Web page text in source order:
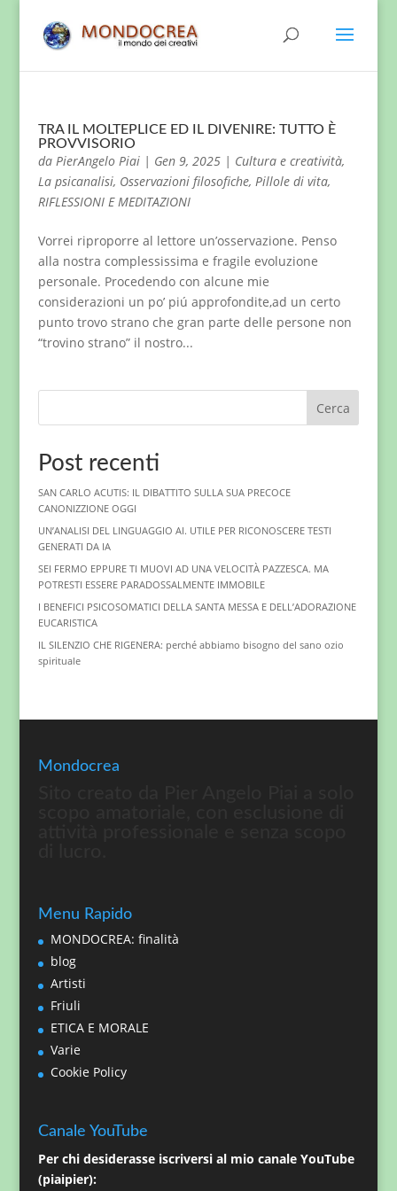
TRA IL MOLTEPLICE ED IL DIVENIRE: TUTTO È
PROVVISORIO
da PierAngelo Piai| Gen 9, 2025| Cultura e creatività,
La psicanalisi, Osservazioni filosofiche, Pillole di vita,
RIFLESSIONI E MEDITAZIONI
Vorrei riproporre al lettore un’osservazione. Penso
alla nostra complessissima e fragile evoluzione
personale. Procedendo con alcune mie
considerazioni un po’ piú approfondite,ad un certo
punto trovo strano che gran parte delle persone non
“trovino strano” il nostro...
Cerca
Post recenti
SAN CARLO ACUTIS: IL DIBATTITO SULLA SUA PRECOCE
CANONIZZIONE OGGI
UN’ANALISI DEL LINGUAGGIO AI. UTILE PER RICONOSCERE TESTI
GENERATI DA IA
SEI FERMO EPPURE TI MUOVI AD UNA VELOCITÀ PAZZESCA. MA
POTRESTI ESSERE PARADOSSALMENTE IMMOBILE
I BENEFICI PSICOSOMATICI DELLA SANTA MESSA E DELL’ADORAZIONE
EUCARISTICA
IL SILENZIO CHE RIGENERA: perché abbiamo bisogno del sano ozio
spirituale
Mondocrea
Menu Rapido
MONDOCREA: finalità
blog
Artisti
Friuli
ETICA E MORALE
Varie
Cookie Policy
Canale YouTube
Per chi desiderasse iscriversi al mio canale YouTube
(piaipier):